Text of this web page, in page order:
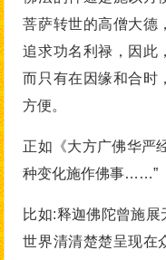
菩萨转世的高僧大德
追求功名利禄，因此
而只有在因缘和合时
方便。
正如《大方广佛华严
种变化施作佛事……”
比如:释迦佛陀曾施
世界清清楚楚呈现在